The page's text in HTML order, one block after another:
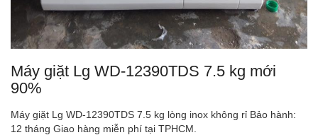
Máy giặt Lg WD-12390TDS 7.5 kg mới
90%
Máy giặt Lg WD-12390TDS 7.5 kg lòng inox không rỉ Bảo hành:
12 tháng Giao hàng miễn phí tại TPHCM.